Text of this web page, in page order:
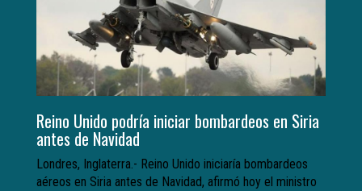
Reino Unido podría iniciar bombardeos en Siria
antes de Navidad
Londres, Inglaterra.- Reino Unido iniciaría bombardeos
aéreos en Siria antes de Navidad, afirmó hoy el ministro